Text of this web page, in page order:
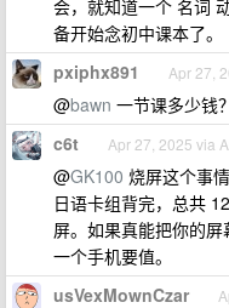
会，就知道一个 名词
备开始念初中课本了。
pxiphx891 Apr 27,
@bawn 一节课多少钱？
c6t Apr 27, 2025 via
@GK100 烧屏这个事
日语卡组背完，总共
屏。如果真能把你的
一个手机要值。
usVexMownCzar